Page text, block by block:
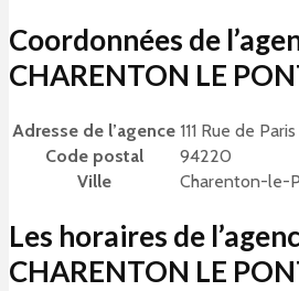
Coordonnées de
CHARENTON LE
Adresse de l’agence 111 Rue de Paris
Code postal
94220
Ville
Charenton-le-
Les horaires de
CHARENTON LE